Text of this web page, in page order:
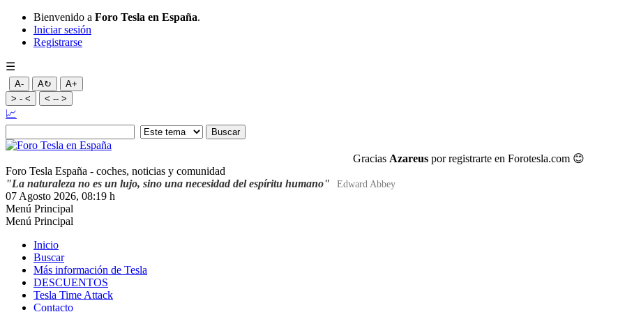
Bienvenido a Foro Tesla en España.
Iniciar sesión
Registrarse
☰
A- A↻
A+
> - <
< -- >
📈
Gracias Azareus por registrarte en Forotesla.com 😊
Foro Tesla España - coches, noticias y comunidad
"La naturaleza no es un lujo, sino una necesidad del espíritu humano"
Edward Abbey
07 Agosto 2026, 08:19 h
Menú Principal
Menú Principal
Inicio
Buscar
Más información de Tesla
DESCUENTOS
Tesla Time Attack
Contacto